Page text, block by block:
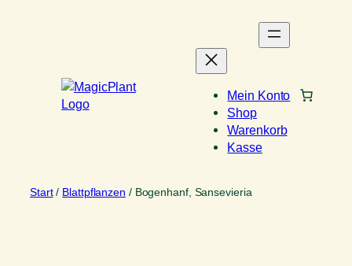
Mein Konto
Shop
Warenkorb
Kasse
Start/ Blattpflanzen / Bogenhanf, Sansevieria